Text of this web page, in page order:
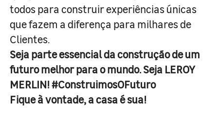
todos para construir experiências únicas
que fazem a diferença para milhares de
Clientes.
Seja parte essencial da construção de um
futuro melhor para o mundo. Seja LEROY
MERLIN! #ConstruimosOFuturo
Fique à vontade, a casa é sua!